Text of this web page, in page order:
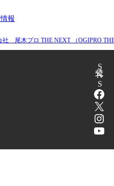
報
社 尾木プロ THE NEXT （OGIPRO
公式SNS
X